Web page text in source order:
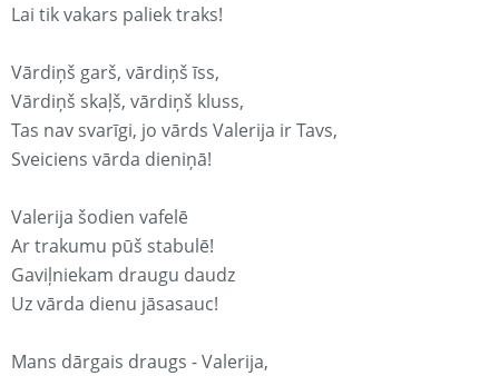
Lai tik vakars paliek traks!
Vārdiņš garš, vārdiņš īss,
Vārdiņš skaļš, vārdiņš kluss,
Tas nav svarīgi, jo vārds Valerija ir Tavs,
Sveiciens vārda dieniņā!
Valerija šodien vafelē
Ar trakumu pūš stabulē!
Gaviļniekam draugu daudz
Uz vārda dienu jāsasauc!
Mans dārgais draugs - Valerija,